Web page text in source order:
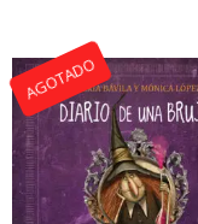
AGOTADO